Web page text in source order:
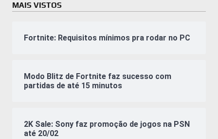
MAIS VISTOS
Fortnite: Requisitos mínimos pra rodar no PC
Modo Blitz de Fortnite faz sucesso com
partidas de até 15 minutos
2K Sale: Sony faz promoção de jogos na PSN
até 20/02